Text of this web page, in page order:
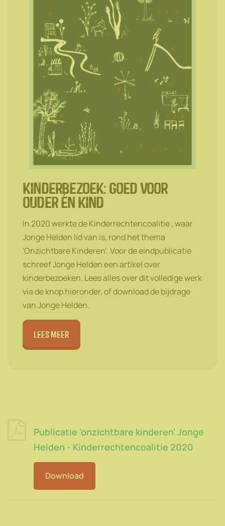
kinderbezoek: goed voor
ouder én kind
In 2020 werkte de Kinderrechtencoalitie , waar
Jonge Helden lid van is, rond het thema
'Onzichtbare Kinderen'. Voor de eindpublicatie
schreef Jonge Helden een artikel over
kinderbezoeken. Lees alles over dit volledige werk
via de knop hieronder, of download de bijdrage
van Jonge Helden.
lees meer
Publicatie 'onzichtbare kinderen' Jonge
Helden - Kinderrechtencoalitie 2020
Download